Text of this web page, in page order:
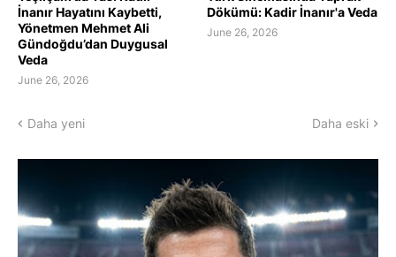
İnanır Hayatını Kaybetti,
Yönetmen Mehmet Ali
Gündoğdu’dan Duygusal
Veda
June 26, 2026
Dökümü: Kadir İnanır'a Veda
June 26, 2026
Daha yeni Daha eski